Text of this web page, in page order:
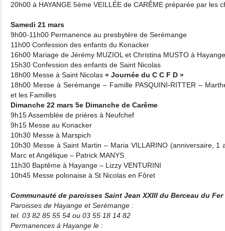
20h00 à HAYANGE 5ème VEILLÉE de CARÊME préparée par les
Samedi 21 mars
9h00-11h00 Permanence au presbytère de Serémange
11h00 Confession des enfants du Konacker
16h00 Mariage de Jérémy MUZIOL et Christina MUSTO à Hayange
15h30 Confession des enfants de Saint Nicolas
18h00 Messe à Saint Nicolas « Journée du C C F D »
18h00 Messe à Serémange – Famille PASQUINI-RITTER –
et les Familles
Dimanche 22 mars 5e Dimanche de Carême
9h15 Assemblée de prières à Neufchef
9h15 Messe au Konacker
10h30 Messe à Marspich
10h30 Messe à Saint Martin – Maria VILLARINO (anniversaire, 1
Marc et Angélique – Patrick MANYS
11h30 Baptême à Hayange – Lizzy VENTURINI
10h45 Messe polonaise à St Nicolas en Fôret
Communauté de paroisses Saint Jean XXIII du Berceau du Fer
Paroisses de Hayange et Serémange :
tel. 03 82 85 55 54 ou 03 55 18 14 82
Permanences à Hayange le :